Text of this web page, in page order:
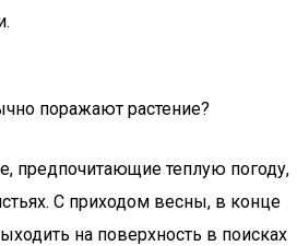
поражают растение?
предпочитающие теплую погоду,
С приходом весны, в конце
на поверхность в поисках